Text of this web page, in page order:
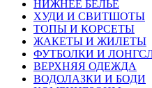
НИЖНЕЕ БЕЛЬЕ
ХУДИ И СВИТШОТЫ
ТОПЫ И КОРСЕТЫ
ЖАКЕТЫ И ЖИЛЕТЫ
ФУТБОЛКИ И
ВЕРХНЯЯ ОДЕЖДА
ВОДОЛАЗКИ И БОДИ